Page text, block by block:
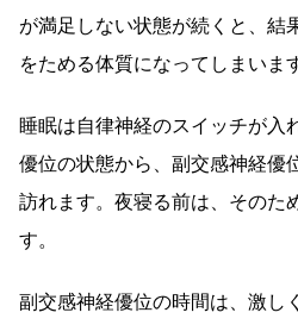
が満足しない状態が続くと、結
をためる体質になってしまいま
睡眠は自律神経のスイッチが入
優位の状態から、副交感神経優
訪れます。夜寝る前は、そのた
す。
副交感神経優位の時間は、激し